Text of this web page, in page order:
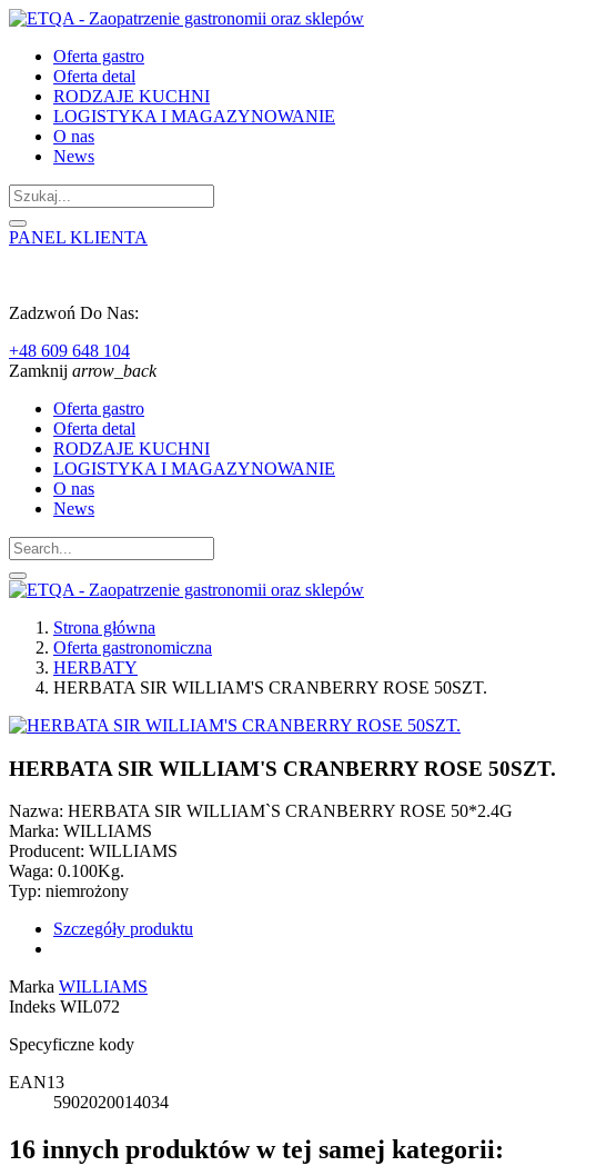
Oferta gastro
Oferta detal
RODZAJE KUCHNI
LOGISTYKA I MAGAZYNOWANIE
O nas
News
PANEL KLIENTA
Zadzwoń Do Nas:
+48 609 648 104
Zamknij arrow_back
Oferta gastro
Oferta detal
RODZAJE KUCHNI
LOGISTYKA I MAGAZYNOWANIE
O nas
News
Strona główna
Oferta gastronomiczna
HERBATY
HERBATA SIR WILLIAM'S CRANBERRY ROSE 50SZT.
HERBATA SIR WILLIAM'S CRANBERRY ROSE 50SZT.
Nazwa: HERBATA SIR WILLIAM`S CRANBERRY ROSE 50*2.4G
Marka: WILLIAMS
Producent: WILLIAMS
Waga: 0.100Kg.
Typ: niemrożony
Szczegóły produktu
Marka WILLIAMS
Indeks WIL072
Specyficzne kody
EAN13
5902020014034
16 innych produktów w tej samej kategorii: